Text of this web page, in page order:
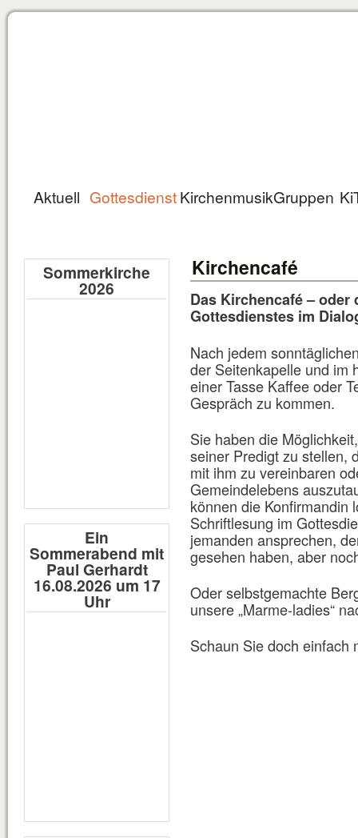
Aktuell GottesdienstKirchenmusikGruppen
Kirchencafé
Das Kirchencafé – oder
Gottesdienstes im
Nach jedem
der Seitenkapelle und im
einer Tasse Kaffee oder
Gespräch zu kommen.
Sie haben die
seiner Predigt zu stellen,
mit ihm zu vereinbaren
Gemeindelebens
können die Konfirmandin
Schriftlesung im
jemanden ansprechen,
gesehen haben, aber
Oder selbstgemachte
unsere „Marme-ladies“
Schaun Sie doch einfach
Sommerkirche
2026
Ein
Sommerabend mit
Paul Gerhardt
16.08.2026 um 17
Uhr